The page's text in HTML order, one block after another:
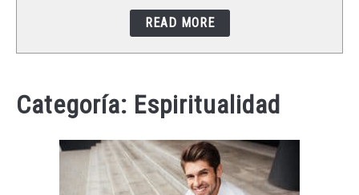
READ MORE
Categoría: Espiritualidad